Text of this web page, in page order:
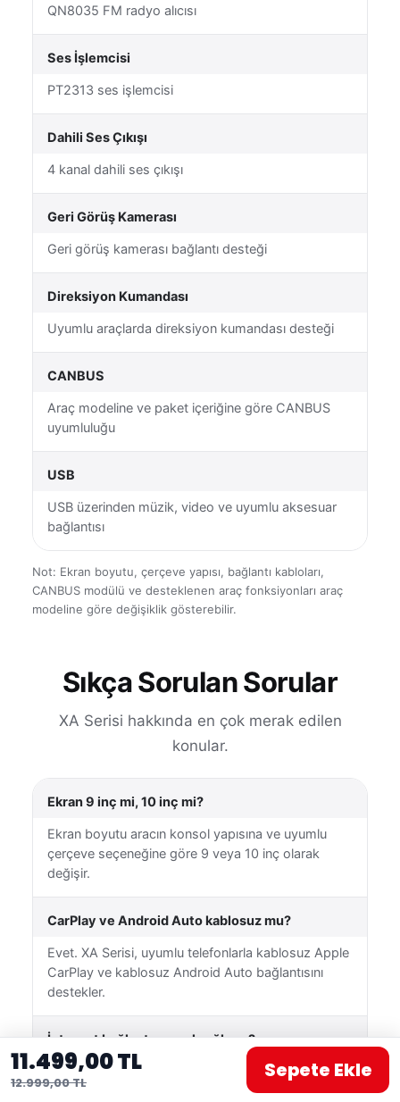
11.499,00 TL
12.999,00 TL
Sepete Ekle
QN8035 FM radyo alıcısı
Ses İşlemcisi
PT2313 ses işlemcisi
Dahili Ses Çıkışı
4 kanal dahili ses çıkışı
Geri Görüş Kamerası
Geri görüş kamerası bağlantı desteği
Direksiyon Kumandası
Uyumlu araçlarda direksiyon kumandası desteği
CANBUS
Araç modeline ve paket içeriğine göre CANBUS
uyumluluğu
USB
USB üzerinden müzik, video ve uyumlu aksesuar
bağlantısı
Not: Ekran boyutu, çerçeve yapısı, bağlantı kabloları,
CANBUS modülü ve desteklenen araç fonksiyonları araç
modeline göre değişiklik gösterebilir.
Sıkça Sorulan Sorular
XA Serisi hakkında en çok merak edilen
konular.
Ekran 9 inç mi, 10 inç mi?
Ekran boyutu aracın konsol yapısına ve uyumlu
çerçeve seçeneğine göre 9 veya 10 inç olarak
değişir.
CarPlay ve Android Auto kablosuz mu?
Evet. XA Serisi, uyumlu telefonlarla kablosuz Apple
CarPlay ve kablosuz Android Auto bağlantısını
destekler.
İnternet bağlantısı nasıl sağlanır?
Cihaz Wi-Fi üzerinden uygun bir kablosuz ağa
veya telefonunuzun mobil erişim noktasına